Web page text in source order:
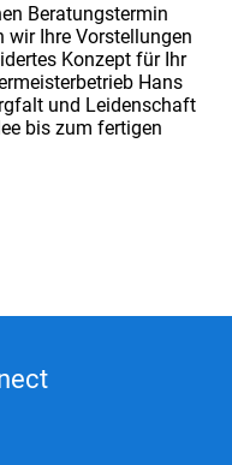
Beratungstermin
wir Ihre Vorstellungen
Konzept für Ihr
Hans
und Leidenschaft
bis zum fertigen